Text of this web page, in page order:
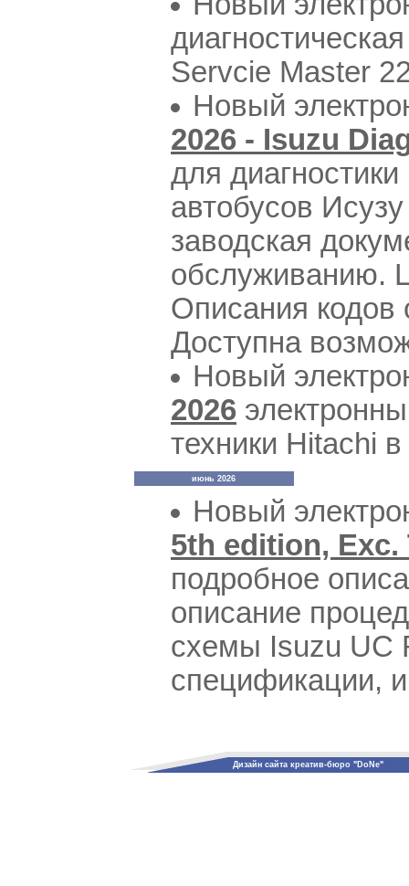
Servcie Master
Новый
2026 - Isuzu
для
автобусов
заводская
обслуживанию.
Описания кодов
Доступна
Новый
2026
техники Hitachi
июнь 2026
Новый
5th edition, Exc.
подробное
описание
схемы Isuzu UC
спецификации,
Дизайн сайта креатив-бюро "DoNe"